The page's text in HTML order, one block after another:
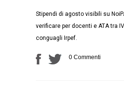
Stipendi di agosto visibili su
verificare per docenti e ATA tra
conguagli Irpef.
0 Commenti